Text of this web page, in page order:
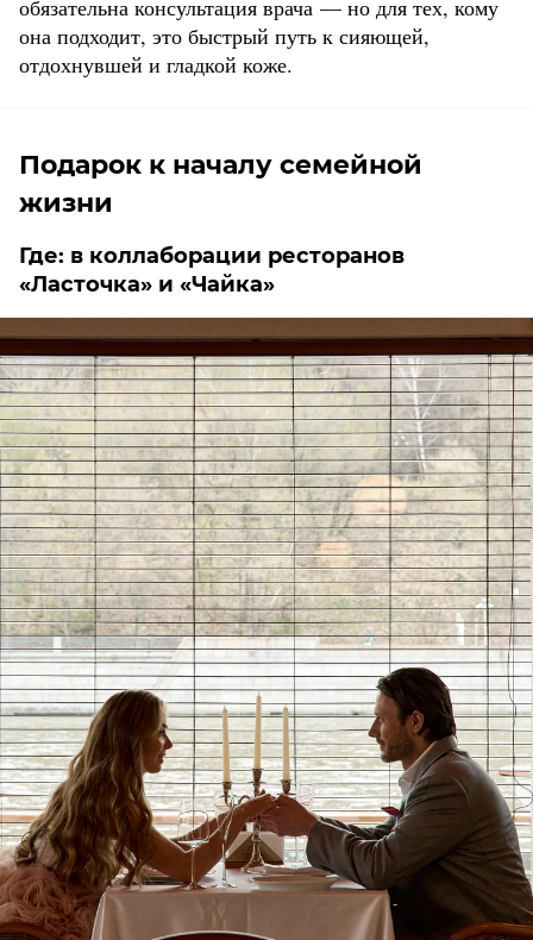
обязательна консультация врача — но для тех, кому
она подходит, это быстрый путь к сияющей,
отдохнувшей и гладкой коже.
Подарок к началу семейной
жизни
Где: в коллаборации ресторанов
«Ласточка» и «Чайка»